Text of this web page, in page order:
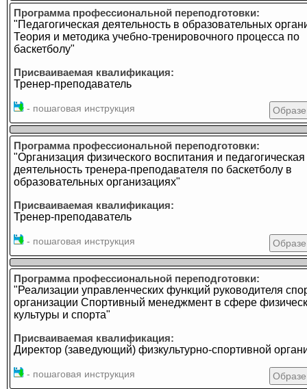
Программа профессиональной переподготовки:
"Педагогическая деятельность в образовательных
Теория и методика учебно-тренировочного процесса по
баскетболу"
Присваиваемая квалификация:
Тренер-преподаватель
- пошаговая инструкция
Программа профессиональной переподготовки:
"Организация физического воспитания и педагогическая
деятельность тренера-преподавателя по баскетболу в
образовательных организациях"
Присваиваемая квалификация:
Тренер-преподаватель
- пошаговая инструкция
Программа профессиональной переподготовки:
"Реализации управленческих функций руководителя
организации Спортивный менеджмент в сфере
культуры и спорта"
Присваиваемая квалификация:
Директор (заведующий) физкультурно-спортивной
- пошаговая инструкция